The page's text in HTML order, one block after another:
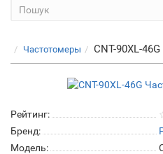
Частотомеры CNT-90XL-
Рейтинг:
Бренд:
Модель: